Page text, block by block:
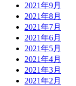
2021年9月
2021年8月
2021年7月
2021年6月
2021年5月
2021年4月
2021年3月
2021年2月